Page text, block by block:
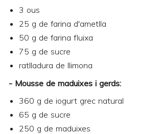
3 ous
25 g de farina d'ametlla
50 g de farina fluixa
75 g de sucre
ratlladura de llimona
- Mousse de maduixes i gerds:
360 g de iogurt grec natural
65 g de sucre
250 g de maduixes